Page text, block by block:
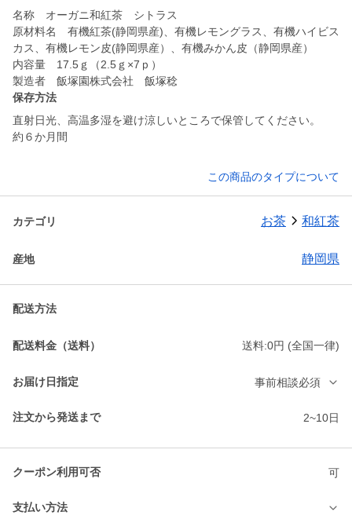
名称 オーガニ和紅茶 シトラス
原材料名 有機紅茶(静岡県産)、有機レモングラス、有機ハイビス
カス、有機レモン皮(静岡県産）、有機みかん皮（静岡県産）
内容量 17.5ｇ（2.5ｇ×7ｐ）
製造者 飯塚園株式会社 飯塚稔
保存方法
直射日光、高温多湿を避け涼しいところで保管してください。
約６か月間
この商品のタイプについて
カテゴリ お茶 和紅茶
産地 静岡県
配送方法
配送料金（送料） 送料:0円 (全国一律)
お届け日指定 事前相談必須
注文から発送まで 2~10日
クーポン利用可否 可
支払い方法